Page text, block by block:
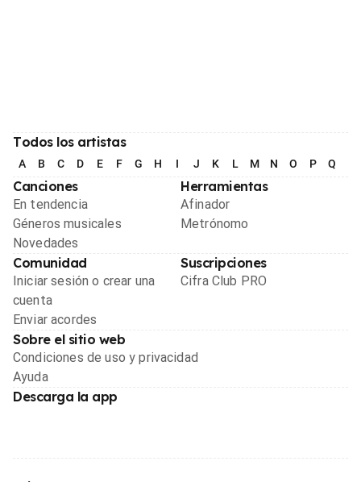
Todos los artistas
A B C D E F G H I J K L M N O P Q
Canciones
En tendencia
Géneros musicales
Novedades
Herramientas
Afinador
Metrónomo
Comunidad
Iniciar sesión o crear una
cuenta
Enviar acordes
Suscripciones
Cifra Club PRO
Sobre el sitio web
Condiciones de uso y privacidad
Ayuda
Descarga la app